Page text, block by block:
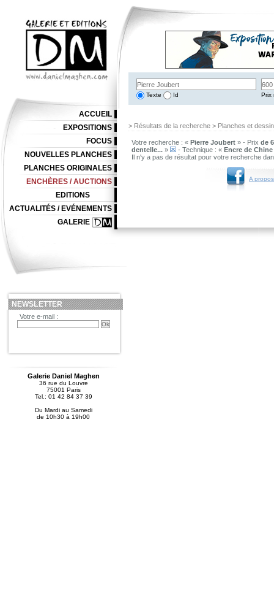
Texte Id Prix
> Résultats de la recherche > Planches et
Votre recherche : « Pierre Joubert » - Prix de
dentelle... » - Technique : « Encre de
Il n'y a pas de résultat pour votre recherche
A
ACCUEIL
EXPOSITIONS
FOCUS
NOUVELLES PLANCHES
PLANCHES ORIGINALES
ENCHÈRES / AUCTIONS
EDITIONS
ACTUALITÉS / EVÉNEMENTS
GALERIE
NEWSLETTER
Votre e-mail :
Galerie Daniel Maghen
36 rue du Louvre
75001 Paris
Tel.: 01 42 84 37 39
Du Mardi au Samedi
de 10h30 à 19h00